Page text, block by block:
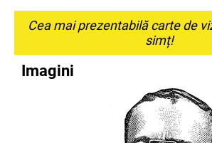
Cea mai prezentabilă carte de
simț!
Imagini